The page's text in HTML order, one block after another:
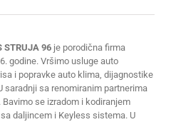
STRUJA 96 je porodična firma
godine. Vršimo usluge auto
i popravke auto klima, dijagnostike
saradnji sa renomiranim partnerima
. Bavimo se izradom i kodiranjem
daljincem i Keyless sistema. U